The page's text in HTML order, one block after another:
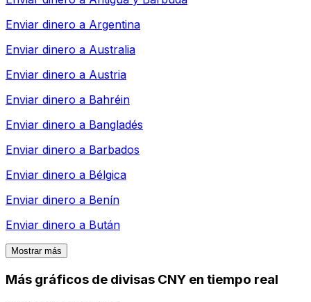
Enviar dinero a Argentina
Enviar dinero a Australia
Enviar dinero a Austria
Enviar dinero a Bahréin
Enviar dinero a Bangladés
Enviar dinero a Barbados
Enviar dinero a Bélgica
Enviar dinero a Benín
Enviar dinero a Bután
Mostrar más
Más gráficos de divisas CNY en tiempo real